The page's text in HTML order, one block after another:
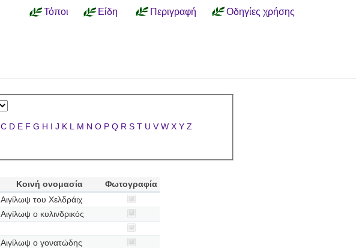
Τόποι Είδη Περιγραφή Οδηγίες χρήσης
C D E F G H I J K L M N O P Q R S T U V W X Y Z
Κοινή ονομασία
Φωτογραφία
Αιγίλωψ του Χελδράιχ
Αιγίλωψ ο κυλινδρικός
Αιγίλωψ ο γονατώδης